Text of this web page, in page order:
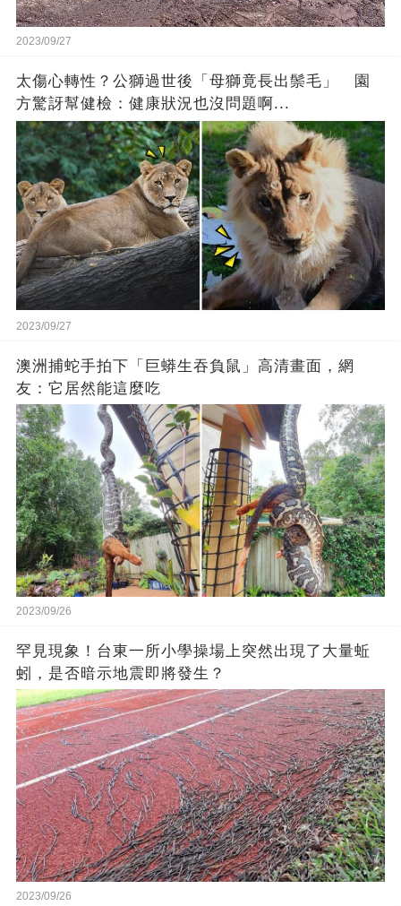
2023/09/27
太傷心轉性？公獅過世後「母獅竟長出鬃毛」 園
方驚訝幫健檢：健康狀況也沒問題啊...
2023/09/27
澳洲捕蛇手拍下「巨蟒生吞負鼠」高清畫面，網
友：它居然能這麼吃
2023/09/26
罕見現象！台東一所小學操場上突然出現了大量蚯
蚓，是否暗示地震即將發生？
2023/09/26